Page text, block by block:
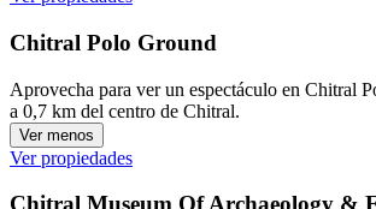
Chitral Polo Ground
Aprovecha para ver un espectáculo en Chitral
a 0,7 km del centro de Chitral.
Ver menos
Ver propiedades